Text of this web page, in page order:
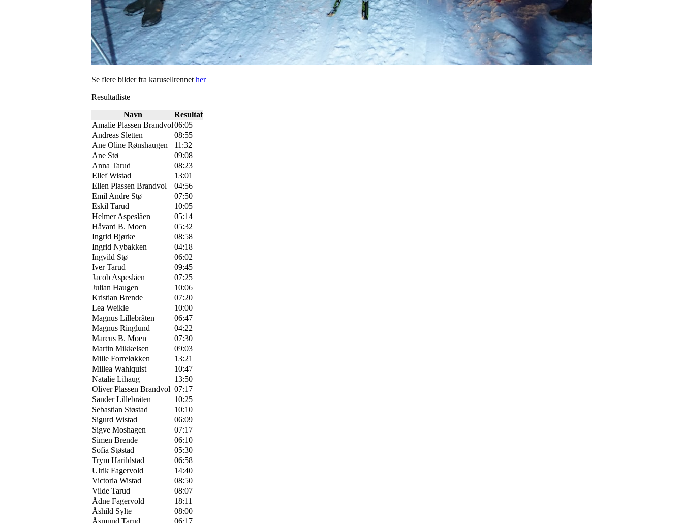
Se flere bilder fra karusellrennet her
Resultatliste
Navn
Resultat
Amalie Plassen Brandvol06:05
Andreas Sletten
08:55
Ane Oline Rønshaugen
11:32
Ane Stø
09:08
Anna Tarud
08:23
Ellef Wistad
13:01
Ellen Plassen Brandvol
04:56
Emil Andre Stø
07:50
Eskil Tarud
10:05
Helmer Aspeslåen
05:14
Håvard B. Moen
05:32
Ingrid Bjørke
08:58
Ingrid Nybakken
04:18
Ingvild Stø
06:02
Iver Tarud
09:45
Jacob Aspeslåen
07:25
Julian Haugen
10:06
Kristian Brende
07:20
Lea Weikle
10:00
Magnus Lillebråten
06:47
Magnus Ringlund
04:22
Marcus B. Moen
07:30
Martin Mikkelsen
09:03
Mille Forreløkken
13:21
Millea Wahlquist
10:47
Natalie Lihaug
13:50
Oliver Plassen Brandvol 07:17
Sander Lillebråten
10:25
Sebastian Støstad
10:10
Sigurd Wistad
06:09
Sigve Moshagen
07:17
Simen Brende
06:10
Sofia Støstad
05:30
Trym Harildstad
06:58
Ulrik Fagervold
14:40
Victoria Wistad
08:50
Vilde Tarud
08:07
Ådne Fagervold
18:11
Åshild Sylte
08:00
Åsmund Tarud
06:17